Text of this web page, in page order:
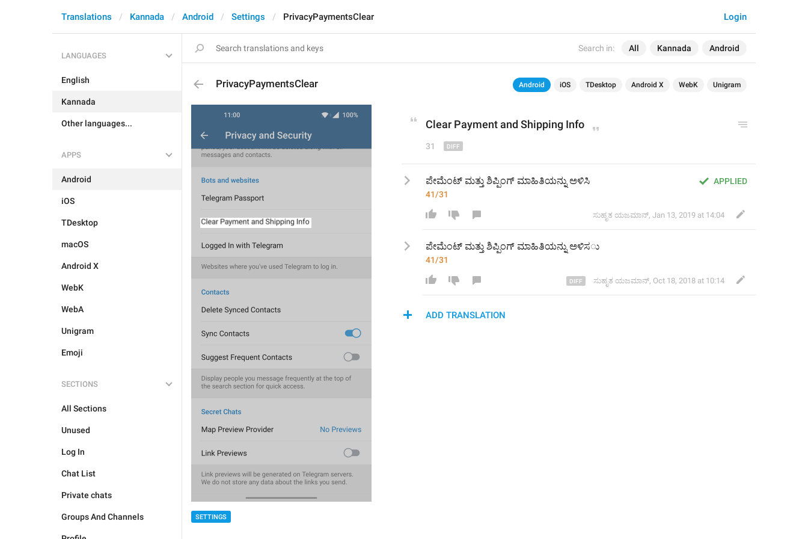
Search in: All Kannada Android
Login
Translations Kannada Android Settings PrivacyPaymentsClear
LANGUAGES
English
Kannada
Other languages...
APPS
Android
iOS
TDesktop
macOS
Android X
WebK
WebA
Unigram
Emoji
SECTIONS
All Sections
Unused
Log In
Chat List
Private chats
Groups And Channels
PrivacyPaymentsClear Android iOS TDesktop Android X WebK Unigram
SETTINGS
Clear Payment and Shipping Info
31
APPLIED
ಪೇಮೆಂಟ್ ಮತ್ತು ಶಿಪ್ಪಿಂಗ್ ಮಾಹಿತಿಯನ್ನು ಅಳಿಸಿ
41/31
ಸುಹೃತ ಯಜಮಾನ್, Jan 13, 2019 at 14:04
ಪೇಮೆಂಟ್ ಮತ್ತು ಶಿಪ್ಪಿಂಗ್ ಮಾಹಿತಿಯನ್ನು ಅಳಿಸ
41/31
ಸುಹೃತ ಯಜಮಾನ್, Oct 18, 2018 at 10:14
ADD TRANSLATION